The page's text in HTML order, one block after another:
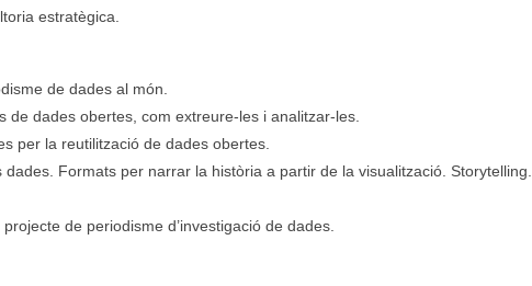
estratègica.
de dades al món.
de dades obertes, com extreure-les i analitzar-les.
per la reutilització de dades obertes.
Formats per narrar la història a partir de la visualització. Storytelling.
de periodisme d’investigació de dades.